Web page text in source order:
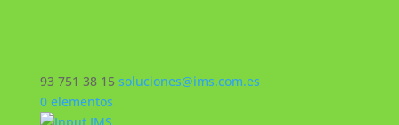
93 751 38 15 soluciones@ims.com.es
0 elementos